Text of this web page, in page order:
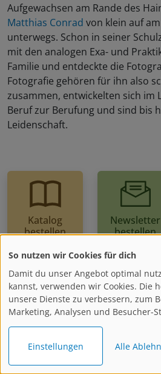
Aufgewachsen am Rande des
Matthias Conrad von klein auf
unterwegs. Schon in seiner
mit den analogen Exa- und
Familie und entdeckte die
Fotografie gehören für ihn also
zusammen, entwickelten sich im
Beruf zur Berufung und sind bis
Leidenschaft.
Katalog
bestellen
Newsletter
bestellen
Kontakt
Wir sind gerne für Dich da!
Montag - Freitag
8:00 - 17:00 Uhr
So nutzen wir Cookies für dich
Damit du unser Angebot optimal
kannst, verwenden wir Cookies. Die
unsere Dienste zu verbessern, zum
Marketing, Analysen und Besucher-
Einstellungen Alle